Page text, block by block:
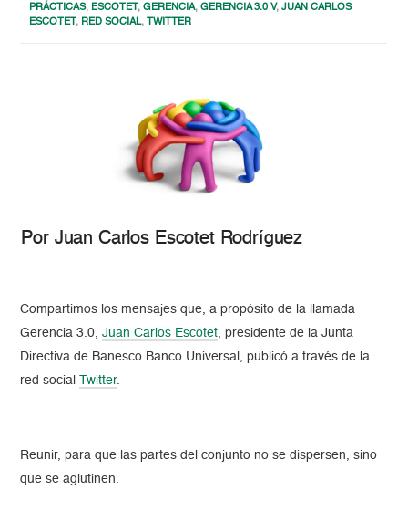
PRÁCTICAS, ESCOTET,GERENCIA,GERENCIA 3.0 V,JUAN CARLOS
ESCOTET, RED SOCIAL, TWITTER
Por Juan Carlos Escotet Rodríguez
Compartimos los mensajes que, a propósito de la llamada
Gerencia 3.0,Juan Carlos Escotet, presidente de la Junta
Directiva de Banesco Banco Universal, publicó a través de la
red social
Twitter.
Reunir, para que las partes del conjunto no se dispersen, sino
que se aglutinen.